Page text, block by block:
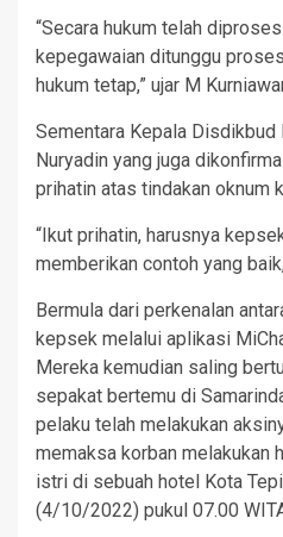
“Secara hukum telah
kepegawaian ditunggu
hukum tetap,” ujar M
Sementara Kepala Disdikbud
Nuryadin yang juga
prihatin atas tindakan oknum
“Ikut prihatin, harusnya
memberikan contoh yang
Bermula dari perkenalan
kepsek melalui aplikasi
Mereka kemudian saling
sepakat bertemu di
pelaku telah melakukan
memaksa korban melakukan
istri di sebuah hotel Kota
(4/10/2022) pukul 07.00